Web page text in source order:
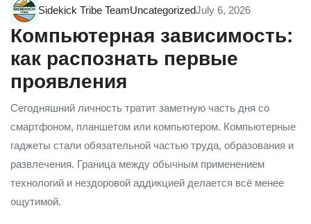
Sidekick Tribe TeamUncategorizedJuly 6, 2026
Компьютерная зависимость:
как распознать первые
проявления
Сегодняшний личность тратит заметную часть дня со
смартфоном, планшетом или компьютером. Компьютерные
гаджеты стали обязательной частью труда, образования и
развлечения. Граница между обычным применением
технологий и нездоровой аддикцией делается всё менее
ощутимой.